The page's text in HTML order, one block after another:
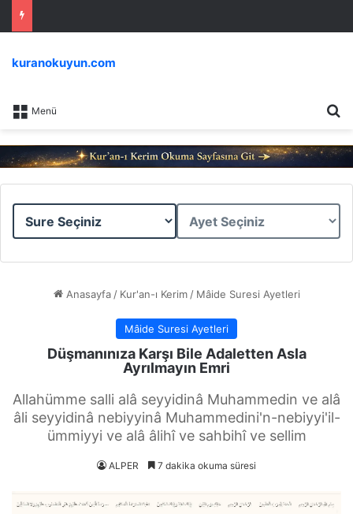
Menü
kuranokuyun.com
Sure
Ayet
Anasayfa / Kur'an-ı Kerim / Mâide Suresi Ayetleri
Mâide Suresi Ayetleri
Düşmanınıza Karşı Bile Adaletten Asla
Ayrılmayın Emri
Allahümme salli alâ seyyidinâ Muhammedin ve alâ
âli seyyidinâ nebiyyinâ Muhammedini'n-nebiyyi'il-
ümmiyyi ve alâ âlihî ve sahbihî ve sellim
ALPER 7 dakika okuma süresi